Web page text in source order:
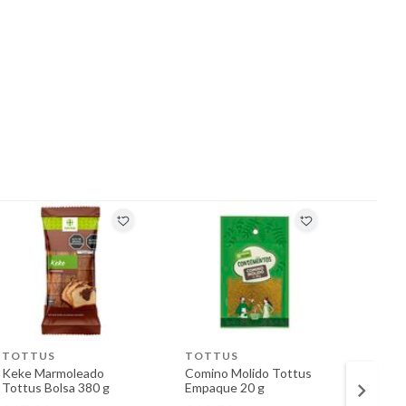
TOTTUS
Keke Marmoleado
Tottus Bolsa 380 g
TOTTUS
Comino Molido Tottus
Empaque 20 g